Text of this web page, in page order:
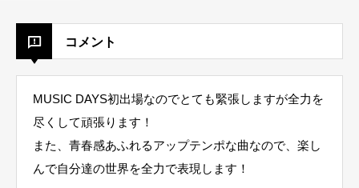
コメント
MUSIC DAYS初出場なのでとても緊張しますが全力を
尽くして頑張ります！
また、青春感あふれるアップテンポな曲なので、楽し
んで自分達の世界を全力で表現します！